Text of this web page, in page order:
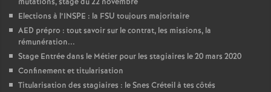
Elections à l’INSPE : la FSU toujours majoritaire
AED prépro : tout savoir sur le contrat, les missions, la
rémunération...
Stage Entrée dans le Métier pour les stagiaires le 20 mars 2020
Confinement et titularisation
Titularisation des stagiaires : le Snes Créteil à tes côtés